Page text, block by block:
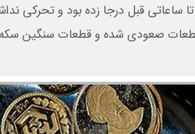
صعودی قرار دارد. طلا که تا ساعاتی قبل درجا زده بود و
نیز در اکثر قطعات صعودی شده و قطعات سنگین